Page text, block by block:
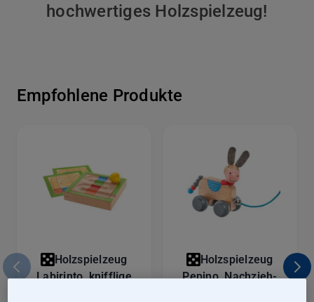
hochwertiges Holzspielzeug!
Empfohlene Produkte
Holzspielzeug
Labirinto, knifflige
Holzspielzeug
Pepino, Nachzieh-